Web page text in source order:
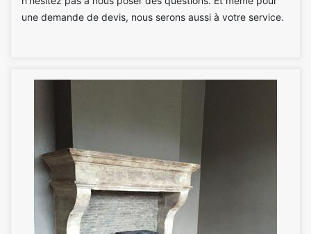
une demande de devis, nous serons aussi à votre service.